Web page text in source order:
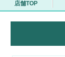
店舗TOP